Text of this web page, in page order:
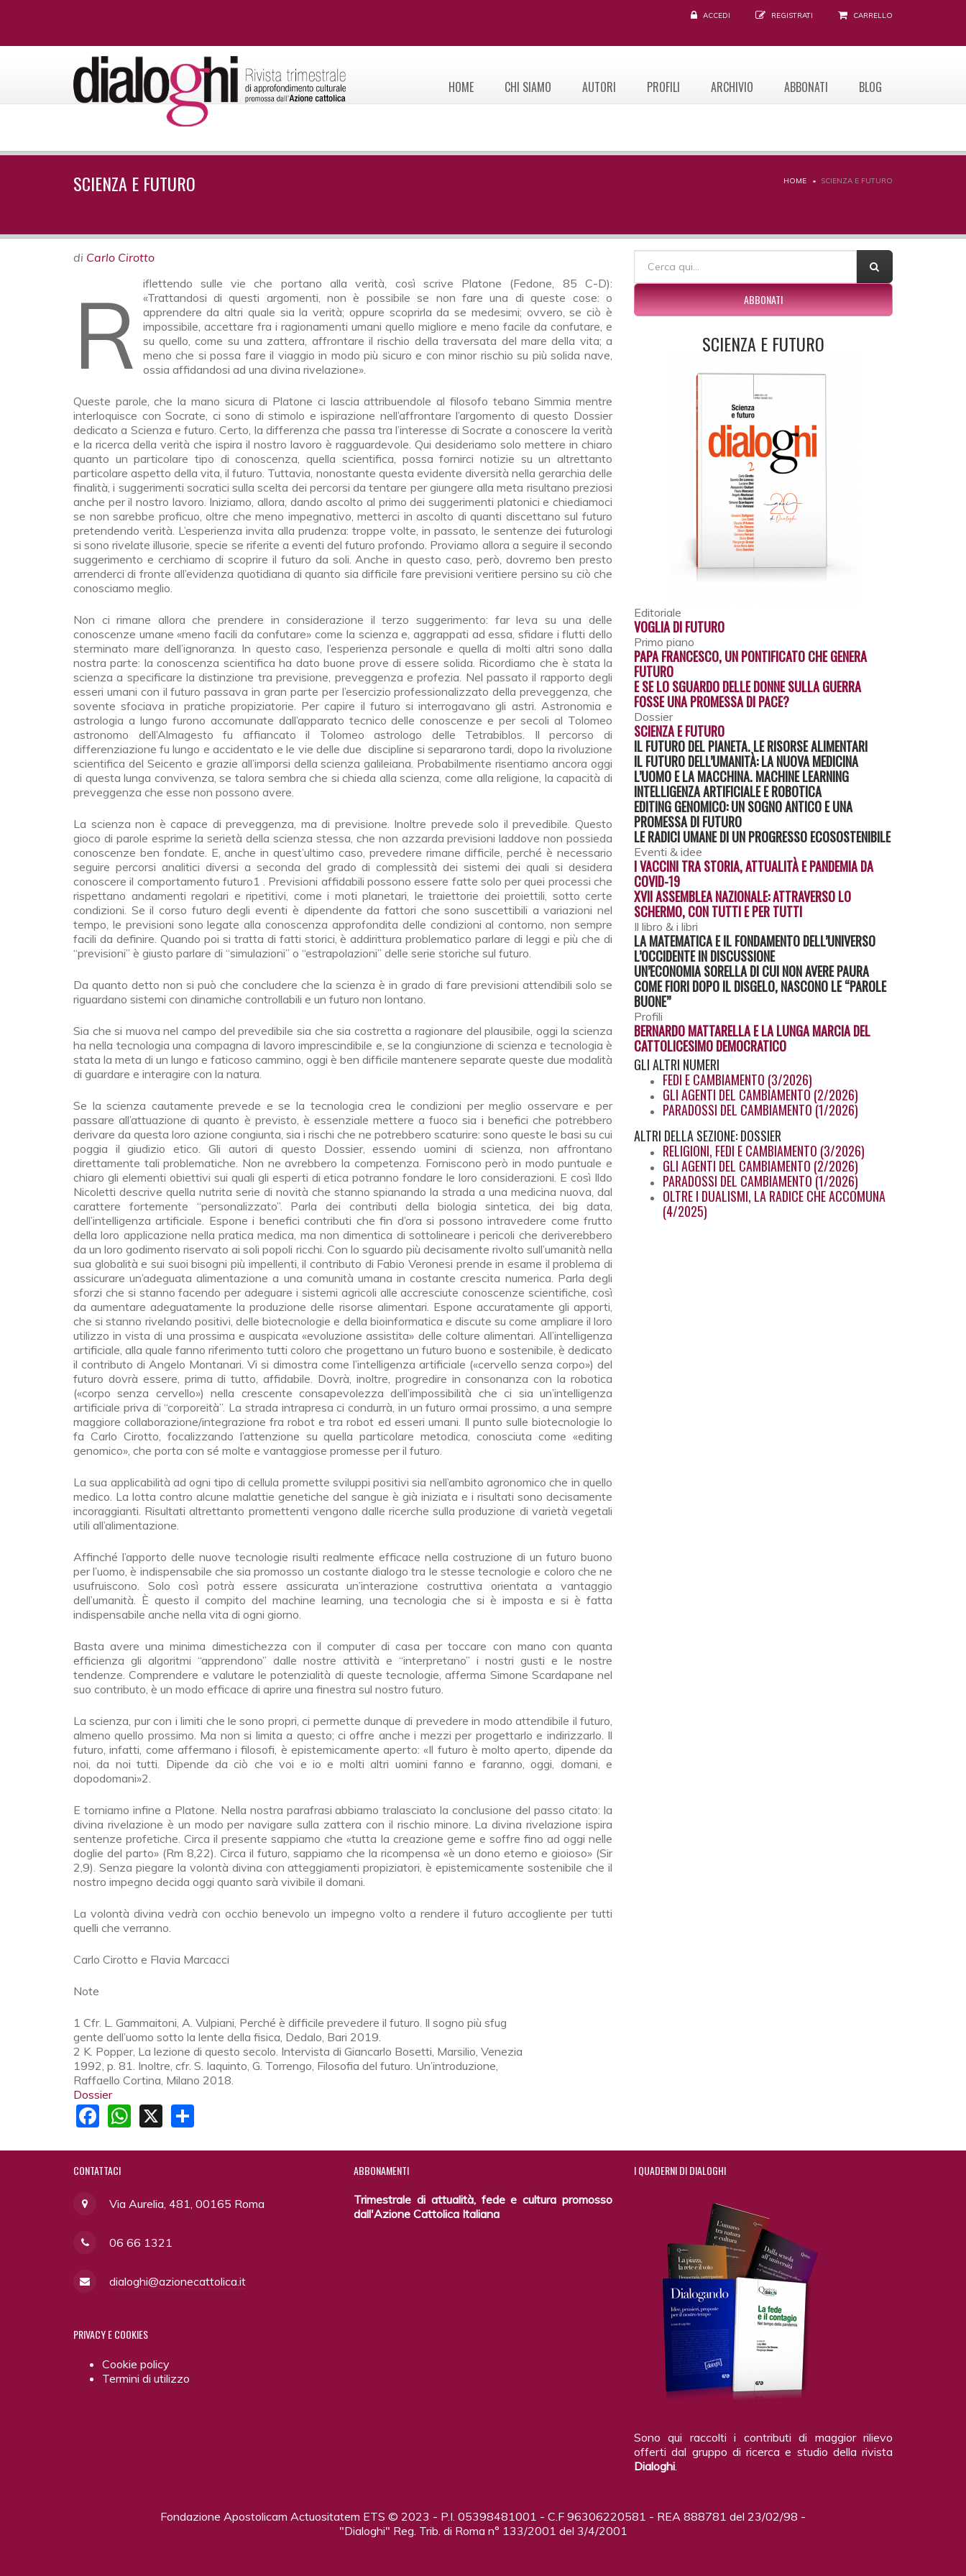
ACCEDI REGISTRATI CARRELLO
HOME CHI SIAMO AUTORI PROFILI ARCHIVIO ABBONATI BLOG
SCIENZA E FUTURO HOME SCIENZA E FUTURO
di Carlo Cirotto
Riflettendo sulle vie che portano alla verità, così scrive Platone (Fedone, 85 C-D):
«Trattandosi di questi argomenti, non è possibile se non fare una di queste cose: o
apprendere da altri quale sia la verità; oppure scoprirla da se medesimi; ovvero, se ciò è
impossibile, accettare fra i ragionamenti umani quello migliore e meno facile da confutare, e
su quello, come su una zattera, affrontare il rischio della traversata del mare della vita; a
meno che si possa fare il viaggio in modo più sicuro e con minor rischio su più solida nave,
ossia affidandosi ad una divina rivelazione».
Queste parole, che la mano sicura di Platone ci lascia attribuendole al filosofo tebano Simmia mentre
interloquisce con Socrate, ci sono di stimolo e ispirazione nell’affrontare l’argomento di questo Dossier
dedicato a Scienza e futuro. Certo, la differenza che passa tra l’interesse di Socrate a conoscere la verità
e la ricerca della verità che ispira il nostro lavoro è ragguardevole. Qui desideriamo solo mettere in chiaro
quanto un particolare tipo di conoscenza, quella scientifica, possa fornirci notizie su un altrettanto
particolare aspetto della vita, il futuro. Tuttavia, nonostante questa evidente diversità nella gerarchia delle
finalità, i suggerimenti socratici sulla scelta dei percorsi da tentare per giungere alla meta risultano preziosi
anche per il nostro lavoro. Iniziamo, allora, dando ascolto al primo dei suggerimenti platonici e chiediamoci
se non sarebbe proficuo, oltre che meno impegnativo, metterci in ascolto di quanti discettano sul futuro
pretendendo verità. L’esperienza invita alla prudenza: troppe volte, in passato, le sentenze dei futurologi
si sono rivelate illusorie, specie se riferite a eventi del futuro profondo. Proviamo allora a seguire il secondo
suggerimento e cerchiamo di scoprire il futuro da soli. Anche in questo caso, però, dovremo ben presto
arrenderci di fronte all’evidenza quotidiana di quanto sia difficile fare previsioni veritiere persino su ciò che
conosciamo meglio.
Non ci rimane allora che prendere in considerazione il terzo suggerimento: far leva su una delle
conoscenze umane «meno facili da confutare» come la scienza e, aggrappati ad essa, sfidare i flutti dello
sterminato mare dell’ignoranza. In questo caso, l’esperienza personale e quella di molti altri sono dalla
nostra parte: la conoscenza scientifica ha dato buone prove di essere solida. Ricordiamo che è stata la
scienza a specificare la distinzione tra previsione, preveggenza e profezia. Nel passato il rapporto degli
esseri umani con il futuro passava in gran parte per l’esercizio professionalizzato della preveggenza, che
sovente sfociava in pratiche propiziatorie. Per capire il futuro si interrogavano gli astri. Astronomia e
astrologia a lungo furono accomunate dall’apparato tecnico delle conoscenze e per secoli al Tolomeo
astronomo dell’Almagesto fu affiancato il Tolomeo astrologo delle Tetrabiblos. Il percorso di
differenziazione fu lungo e accidentato e le vie delle due discipline si separarono tardi, dopo la rivoluzione
scientifica del Seicento e grazie all’imporsi della scienza galileiana. Probabilmente risentiamo ancora oggi
di questa lunga convivenza, se talora sembra che si chieda alla scienza, come alla religione, la capacità di
preveggenza che esse non possono avere.
La scienza non è capace di preveggenza, ma di previsione. Inoltre prevede solo il prevedibile. Questo
gioco di parole esprime la serietà della scienza stessa, che non azzarda previsioni laddove non possieda
conoscenze ben fondate. E, anche in quest’ultimo caso, prevedere rimane difficile, perché è necessario
seguire percorsi analitici diversi a seconda del grado di complessità dei sistemi dei quali si desidera
conoscere il comportamento futuro1 . Previsioni affidabili possono essere fatte solo per quei processi che
rispettano andamenti regolari e ripetitivi, come i moti planetari, le traiettorie dei proiettili, sotto certe
condizioni. Se il corso futuro degli eventi è dipendente da fattori che sono suscettibili a variazioni nel
tempo, le previsioni sono legate alla conoscenza approfondita delle condizioni al contorno, non sempre
facili da definire. Quando poi si tratta di fatti storici, è addirittura problematico parlare di leggi e più che di
“previsioni” è giusto parlare di “simulazioni” o “estrapolazioni” delle serie storiche sul futuro.
Da quanto detto non si può che concludere che la scienza è in grado di fare previsioni attendibili solo se
riguardano sistemi con dinamiche controllabili e un futuro non lontano.
Sia che si muova nel campo del prevedibile sia che sia costretta a ragionare del plausibile, oggi la scienza
ha nella tecnologia una compagna di lavoro imprescindibile e, se la congiunzione di scienza e tecnologia è
stata la meta di un lungo e faticoso cammino, oggi è ben difficile mantenere separate queste due modalità
di guardare e interagire con la natura.
Se la scienza cautamente prevede e se la tecnologia crea le condizioni per meglio osservare e per
passare all’attuazione di quanto è previsto, è essenziale mettere a fuoco sia i benefici che potrebbero
derivare da questa loro azione congiunta, sia i rischi che ne potrebbero scaturire: sono queste le basi su cui
poggia il giudizio etico. Gli autori di questo Dossier, essendo uomini di scienza, non affrontano
direttamente tali problematiche. Non ne avrebbero la competenza. Forniscono però in modo puntuale e
chiaro gli elementi obiettivi sui quali gli esperti di etica potranno fondare le loro considerazioni. E così Ildo
Nicoletti descrive quella nutrita serie di novità che stanno spianando la strada a una medicina nuova, dal
carattere fortemente “personalizzato”. Parla dei contributi della biologia sintetica, dei big data,
dell’intelligenza artificiale. Espone i benefici contributi che fin d’ora si possono intravedere come frutto
della loro applicazione nella pratica medica, ma non dimentica di sottolineare i pericoli che deriverebbero
da un loro godimento riservato ai soli popoli ricchi. Con lo sguardo più decisamente rivolto sull’umanità nella
sua globalità e sui suoi bisogni più impellenti, il contributo di Fabio Veronesi prende in esame il problema di
assicurare un’adeguata alimentazione a una comunità umana in costante crescita numerica. Parla degli
sforzi che si stanno facendo per adeguare i sistemi agricoli alle accresciute conoscenze scientifiche, così
da aumentare adeguatamente la produzione delle risorse alimentari. Espone accuratamente gli apporti,
che si stanno rivelando positivi, delle biotecnologie e della bioinformatica e discute su come ampliare il loro
utilizzo in vista di una prossima e auspicata «evoluzione assistita» delle colture alimentari. All’intelligenza
artificiale, alla quale fanno riferimento tutti coloro che progettano un futuro buono e sostenibile, è dedicato
il contributo di Angelo Montanari. Vi si dimostra come l’intelligenza artificiale («cervello senza corpo») del
futuro dovrà essere, prima di tutto, affidabile. Dovrà, inoltre, progredire in consonanza con la robotica
(«corpo senza cervello») nella crescente consapevolezza dell’impossibilità che ci sia un’intelligenza
artificiale priva di “corporeità”. La strada intrapresa ci condurrà, in un futuro ormai prossimo, a una sempre
maggiore collaborazione/integrazione fra robot e tra robot ed esseri umani. Il punto sulle biotecnologie lo
fa Carlo Cirotto, focalizzando l’attenzione su quella particolare metodica, conosciuta come «editing
genomico», che porta con sé molte e vantaggiose promesse per il futuro.
La sua applicabilità ad ogni tipo di cellula promette sviluppi positivi sia nell’ambito agronomico che in quello
medico. La lotta contro alcune malattie genetiche del sangue è già iniziata e i risultati sono decisamente
incoraggianti. Risultati altrettanto promettenti vengono dalle ricerche sulla produzione di varietà vegetali
utili all’alimentazione.
Affinché l’apporto delle nuove tecnologie risulti realmente efficace nella costruzione di un futuro buono
per l’uomo, è indispensabile che sia promosso un costante dialogo tra le stesse tecnologie e coloro che ne
usufruiscono. Solo così potrà essere assicurata un’interazione costruttiva orientata a vantaggio
dell’umanità. È questo il compito del machine learning, una tecnologia che si è imposta e si è fatta
indispensabile anche nella vita di ogni giorno.
Basta avere una minima dimestichezza con il computer di casa per toccare con mano con quanta
efficienza gli algoritmi “apprendono” dalle nostre attività e “interpretano” i nostri gusti e le nostre
tendenze. Comprendere e valutare le potenzialità di queste tecnologie, afferma Simone Scardapane nel
suo contributo, è un modo efficace di aprire una finestra sul nostro futuro.
La scienza, pur con i limiti che le sono propri, ci permette dunque di prevedere in modo attendibile il futuro,
almeno quello prossimo. Ma non si limita a questo; ci offre anche i mezzi per progettarlo e indirizzarlo. Il
futuro, infatti, come affermano i filosofi, è epistemicamente aperto: «Il futuro è molto aperto, dipende da
noi, da noi tutti. Dipende da ciò che voi e io e molti altri uomini fanno e faranno, oggi, domani, e
dopodomani»2.
E torniamo infine a Platone. Nella nostra parafrasi abbiamo tralasciato la conclusione del passo citato: la
divina rivelazione è un modo per navigare sulla zattera con il rischio minore. La divina rivelazione ispira
sentenze profetiche. Circa il presente sappiamo che «tutta la creazione geme e soffre fino ad oggi nelle
doglie del parto» (Rm 8,22). Circa il futuro, sappiamo che la ricompensa «è un dono eterno e gioioso» (Sir
2,9). Senza piegare la volontà divina con atteggiamenti propiziatori, è epistemicamente sostenibile che il
nostro impegno decida oggi quanto sarà vivibile il domani.
La volontà divina vedrà con occhio benevolo un impegno volto a rendere il futuro accogliente per tutti
quelli che verranno.
Carlo Cirotto e Flavia Marcacci
Note
1 Cfr. L. Gammaitoni, A. Vulpiani, Perché è difficile prevedere il futuro. Il sogno più sfug
gente dell’uomo sotto la lente della fisica, Dedalo, Bari 2019.
2 K. Popper, La lezione di questo secolo. Intervista di Giancarlo Bosetti, Marsilio, Venezia
1992, p. 81. Inoltre, cfr. S. Iaquinto, G. Torrengo, Filosofia del futuro. Un’introduzione,
Raffaello Cortina, Milano 2018.
Dossier
Facebook
WhatsApp
X
FORM DI RICERCA
ABBONATI
SCIENZA E FUTURO
Editoriale
VOGLIA DI FUTURO
Primo piano
PAPA FRANCESCO, UN PONTIFICATO CHE GENERA
FUTURO
E SE LO SGUARDO DELLE DONNE SULLA GUERRA
FOSSE UNA PROMESSA DI PACE?
Dossier
SCIENZA E FUTURO
IL FUTURO DEL PIANETA. LE RISORSE ALIMENTARI
IL FUTURO DELL’UMANITÀ: LA NUOVA MEDICINA
L’UOMO E LA MACCHINA. MACHINE LEARNING
INTELLIGENZA ARTIFICIALE E ROBOTICA
EDITING GENOMICO: UN SOGNO ANTICO E UNA
PROMESSA DI FUTURO
LE RADICI UMANE DI UN PROGRESSO ECOSOSTENIBILE
Eventi & idee
I VACCINI TRA STORIA, ATTUALITÀ E PANDEMIA DA
COVID-19
XVII ASSEMBLEA NAZIONALE: ATTRAVERSO LO
SCHERMO, CON TUTTI E PER TUTTI
Il libro & i libri
LA MATEMATICA E IL FONDAMENTO DELL’UNIVERSO
L’OCCIDENTE IN DISCUSSIONE
UN’ECONOMIA SORELLA DI CUI NON AVERE PAURA
COME FIORI DOPO IL DISGELO, NASCONO LE “PAROLE
BUONE”
Profili
BERNARDO MATTARELLA E LA LUNGA MARCIA DEL
CATTOLICESIMO DEMOCRATICO
GLIALTRI NUMERI
FEDI E CAMBIAMENTO (3/2026)
GLI AGENTI DEL CAMBIAMENTO (2/2026)
PARADOSSI DEL CAMBIAMENTO (1/2026)
ALTRI DELLA SEZIONE: DOSSIER
RELIGIONI, FEDI E CAMBIAMENTO (3/2026)
GLI AGENTI DEL CAMBIAMENTO (2/2026)
PARADOSSI DEL CAMBIAMENTO (1/2026)
OLTRE I DUALISMI, LA RADICE CHE ACCOMUNA
(4/2025)
CONTATTACI
Via Aurelia, 481, 00165 Roma
06 66 1321
dialoghi@azionecattolica.it
PRIVACYE COOKIES
Cookie policy
Termini di utilizzo
ABBONAMENTI
Trimestrale di attualità, fede e cultura promosso
dall'Azione Cattolica Italiana
IQUADERNI DI DIALOGHI
Sono qui raccolti i contributi di maggior rilievo
offerti dal gruppo di ricerca e studio della rivista
Dialoghi.
Fondazione Apostolicam Actuositatem ETS © 2023 - P.I. 05398481001 - C.F 96306220581 - REA 888781 del 23/02/98 -
"Dialoghi" Reg. Trib. di Roma n° 133/2001 del 3/4/2001